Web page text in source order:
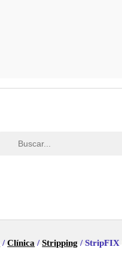
/Clínica /Stripping / StripFIX